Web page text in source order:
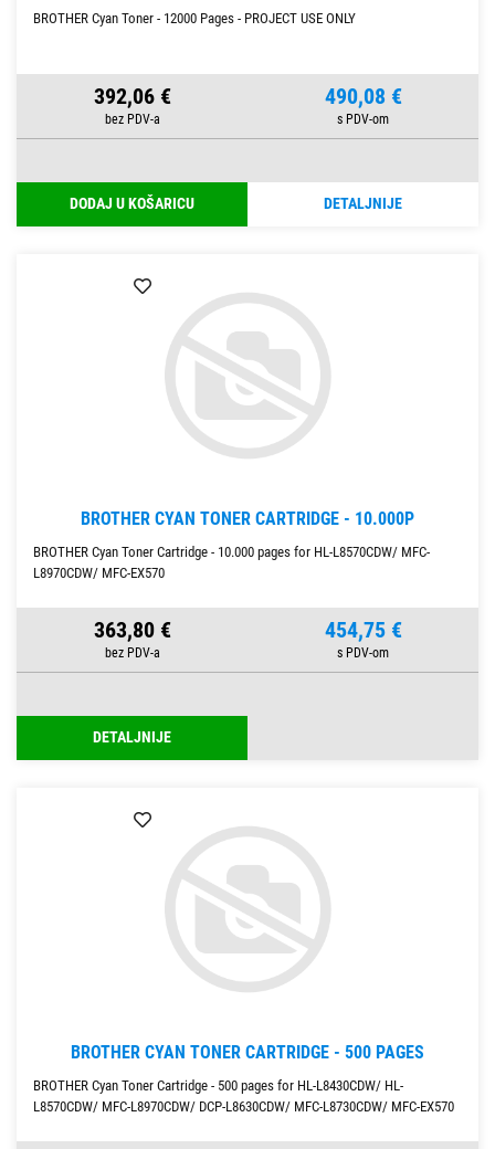
BROTHER Cyan Toner - 12000 Pages - PROJECT USE ONLY
392,06 € 490,08 €
DODAJ U KOŠARICU DETALJNIJE
BROTHER CYAN TONER CARTRIDGE - 10.000P
BROTHER Cyan Toner Cartridge - 10.000 pages for HL-L8570CDW/ MFC-
L8970CDW/ MFC-EX570
363,80 € 454,75 €
DETALJNIJE
BROTHER CYAN TONER CARTRIDGE - 500 PAGES
BROTHER Cyan Toner Cartridge - 500 pages for HL-L8430CDW/ HL-
L8570CDW/ MFC-L8970CDW/ DCP-L8630CDW/ MFC-L8730CDW/ MFC-EX570